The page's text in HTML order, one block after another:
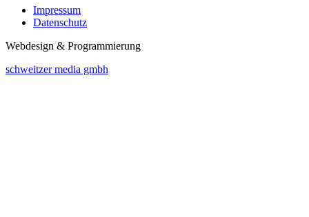
Impressum
Datenschutz
Webdesign & Programmierung
schweitzer media gmbh